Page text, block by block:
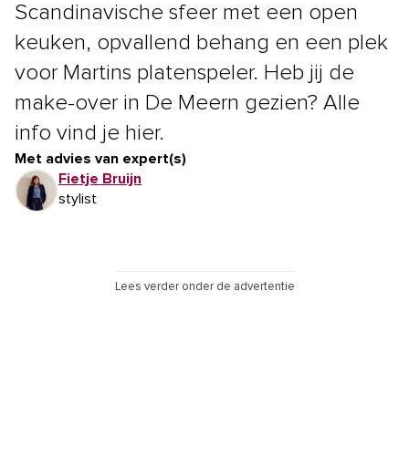
Scandinavische sfeer met een open
keuken, opvallend behang en een plek
voor Martins platenspeler. Heb jij de
make-over in De Meern gezien? Alle
info vind je hier.
Met advies van expert(s)
Fietje Bruijn
stylist
Lees verder onder de advertentie